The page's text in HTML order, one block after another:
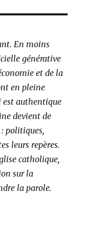
En moins
générative
et de la
en pleine
est authentique
devient de
politiques,
leurs repères.
catholique,
sur la
la parole.